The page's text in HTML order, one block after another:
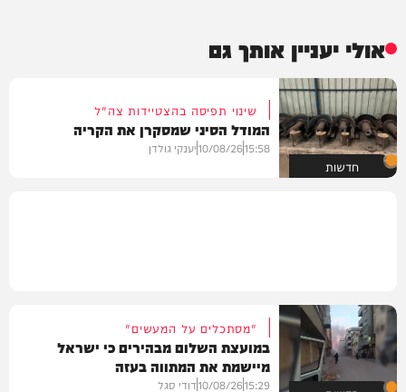
אולי יעניין אותך גם
חדשות
שינוי תפיסה בהצטיידות צה"ל
המודל הסיני שמסקרן את הקריה
15:58
10/08/26יענקי גולדן
"מסתכלים על המעשים"
במועצת השלום מבהירים כי ישראל
מיישמת את המתווה בעזה
15:29
10/08/26דודי סגל